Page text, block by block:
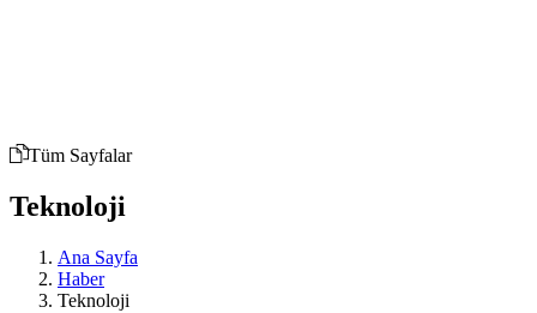
Tüm Sayfalar
Teknoloji
Ana Sayfa
Haber
Teknoloji